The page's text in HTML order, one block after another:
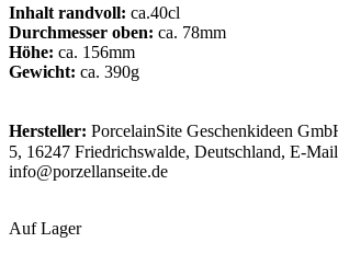
Inhalt randvoll: ca.40cl
Durchmesser oben: ca. 78mm
Höhe: ca. 156mm
Gewicht: ca. 390g
Hersteller: PorcelainSite Geschenkideen
5, 16247 Friedrichswalde, Deutschland, E-
info@porzellanseite.de
Auf Lager